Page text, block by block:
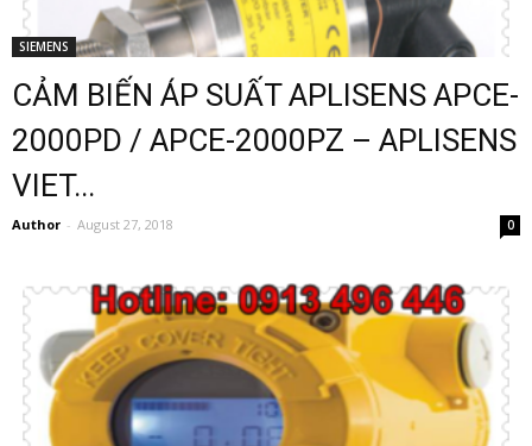
SIEMENS
CẢM BIẾN ÁP SUẤT APLISENS APCE-
2000PD / APCE-2000PZ – APLISENS
VIET...
Author - August 27, 2018 0